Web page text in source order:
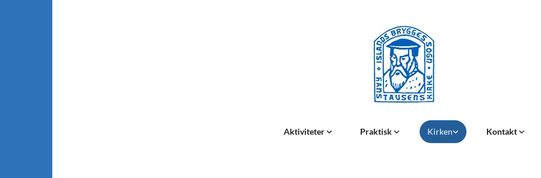
Aktiviteter Praktisk Kirken Kontakt